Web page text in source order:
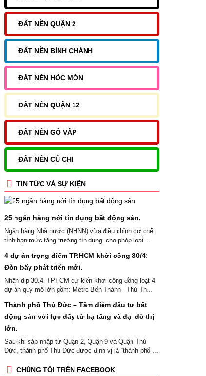
ĐẤT NỀN QUẬN 2
ĐẤT NỀN BÌNH CHÁNH
ĐẤT NỀN HÓC MÔN
ĐẤT NỀN QUẬN 12
ĐẤT NỀN GÒ VẤP
ĐẤT NỀN CỦ CHI
TIN TỨC VÀ SỰ KIỆN
25 ngân hàng nới tín dụng bất động sản.
Ngân hàng Nhà nước (NHNN) vừa điều chỉnh cơ chế
tính hạn mức tăng trưởng tín dụng, cho phép loại ...
4 dự án trọng điểm TP.HCM khởi công 30/4:
Đòn bẩy phát triển mới.
Nhân dịp 30.4, TPHCM dự kiến khởi công đồng loạt 4
dự án quy mô lớn gồm: Metro Bến Thành - Thủ Th...
Thành phố Thủ Đức – Tâm điểm đầu tư bất
động sản với lực đẩy từ hạ tầng và đại đô thị
lớn.
Sau khi sáp nhập từ Quận 2, Quận 9 và Quận Thủ
Đức, thành phố Thủ Đức được định vị là “thành phố ...
CHÚNG TÔI TRÊN FACEBOOK